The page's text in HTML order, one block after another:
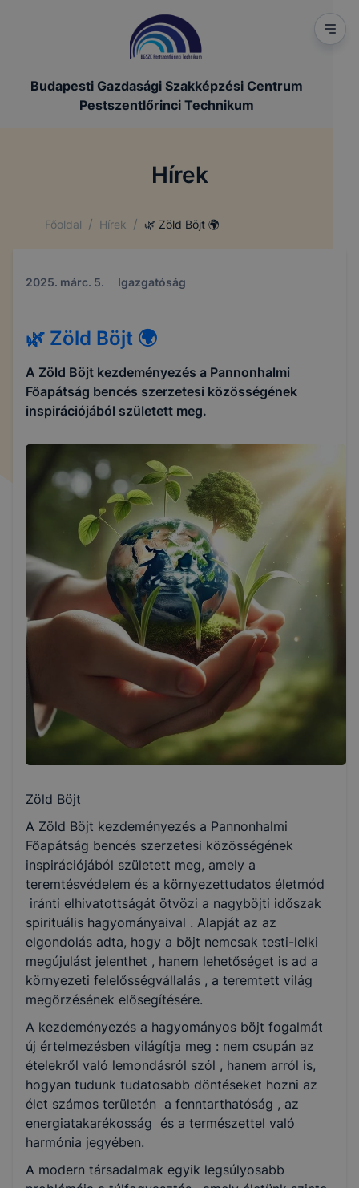
Budapesti Gazdasági Szakképzési Centrum
Pestszentlőrinci Technikum
Hírek
Főoldal / Hírek / 🌿 Zöld Böjt 🌍
2025. márc. 5. Igazgatóság
🌿 Zöld Böjt 🌍
A Zöld Böjt kezdeményezés a Pannonhalmi
Főapátság bencés szerzetesi közösségének
inspirációjából született meg.
Zöld Böjt
A Zöld Böjt kezdeményezés a Pannonhalmi
Főapátság bencés szerzetesi közösségének
inspirációjából született meg, amely a
teremtésvédelem és a környezettudatos életmód
iránti elhivatottságát ötvözi a nagyböjti időszak
spirituális hagyományaival . Alapját az az
elgondolás adta, hogy a böjt nemcsak testi-lelki
megújulást jelenthet , hanem lehetőséget is ad a
környezeti felelősségvállalás , a teremtett világ
megőrzésének elősegítésére.
A kezdeményezés a hagyományos böjt fogalmát
új értelmezésben világítja meg : nem csupán az
ételekről való lemondásról szól , hanem arról is,
hogyan tudunk tudatosabb döntéseket hozni az
élet számos területén a fenntarthatóság , az
energiatakarékosság és a természettel való
harmónia jegyében.
A modern társadalmak egyik legsúlyosabb